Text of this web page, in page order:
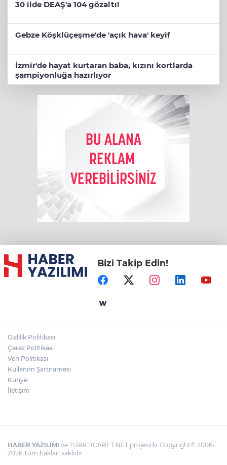
30 ilde DEAŞ'a 104 gözaltı!
Gebze Köşklüçeşme'de 'açık hava' keyif
İzmir'de hayat kurtaran baba, kızını kortlarda
şampiyonluğa hazırlıyor
Bizi Takip Edin!
Gizlilik Politikası
Çerez Politikası
Veri Politikası
Kullanım Şartnamesi
Künye
İletişim
HABER YAZILIMI ve TURKTICARET.NET projesidir Copyright© 2006-
2026 Tüm hakları saklıdır.